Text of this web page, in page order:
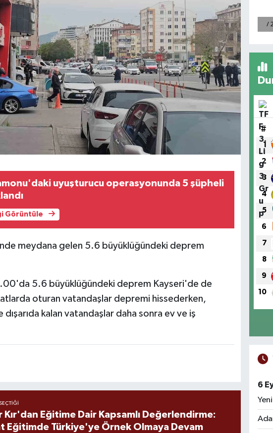
uyuşturucu operasyonunda 5 şüpheli
Görüntüle
meydana gelen 5.6 büyüklüğündeki deprem
5.6 büyüklüğündeki deprem Kayseri'de de
oturan vatandaşlar depremi hissederken,
dışarıda kalan vatandaşlar daha sonra ev ve iş
Kır'dan Eğitime Dair Kapsamlı Değerlendirme:
Eğitimde Türkiye'ye Örnek Olmaya Devam
#
1
2
3
4
5
6
7
8
9
10
6